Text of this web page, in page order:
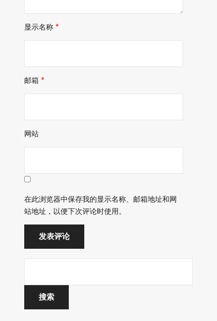
显示名称 *
邮箱 *
网站
在此浏览器中保存我的显示名称、邮箱地址和网
站地址，以便下次评论时使用。